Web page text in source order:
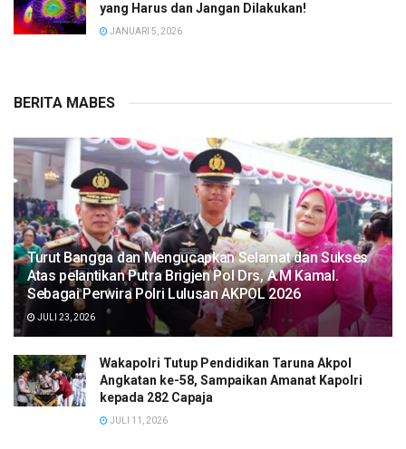
yang Harus dan Jangan Dilakukan!
JANUARI 5, 2026
BERITA MABES
Turut Bangga dan Mengucapkan Selamat dan Sukses
Atas pelantikan Putra Brigjen Pol Drs, A.M Kamal.
Sebagai Perwira Polri Lulusan AKPOL 2026
JULI 23, 2026
Wakapolri Tutup Pendidikan Taruna Akpol
Angkatan ke-58, Sampaikan Amanat Kapolri
kepada 282 Capaja
JULI 11, 2026